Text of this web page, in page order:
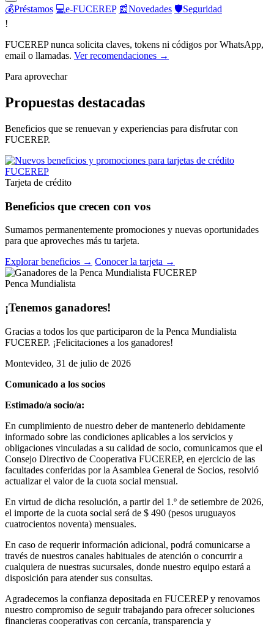
💰Préstamos 💻e-FUCEREP 📰Novedades 🛡️Seguridad
!
FUCEREP nunca solicita claves, tokens ni códigos por WhatsApp,
email o llamadas. Ver recomendaciones →
Para aprovechar
Propuestas destacadas
Beneficios que se renuevan y experiencias para disfrutar con
FUCEREP.
Tarjeta de crédito
Beneficios que crecen con vos
Sumamos permanentemente promociones y nuevas oportunidades
para que aproveches más tu tarjeta.
Explorar beneficios → Conocer la tarjeta →
Penca Mundialista
¡Tenemos ganadores!
Gracias a todos los que participaron de la Penca Mundialista
FUCEREP. ¡Felicitaciones a los ganadores!
Montevideo, 31 de julio de 2026
Comunicado a los socios
Estimado/a socio/a:
En cumplimiento de nuestro deber de mantenerlo debidamente
informado sobre las condiciones aplicables a los servicios y
obligaciones vinculadas a su calidad de socio, comunicamos que el
Consejo Directivo de Cooperativa FUCEREP, en ejercicio de las
facultades conferidas por la Asamblea General de Socios, resolvió
actualizar el valor de la cuota social mensual.
En virtud de dicha resolución, a partir del 1.º de setiembre de 2026,
el importe de la cuota social será de $ 490 (pesos uruguayos
cuatrocientos noventa) mensuales.
En caso de requerir información adicional, podrá comunicarse a
través de nuestros canales habituales de atención o concurrir a
cualquiera de nuestras sucursales, donde nuestro equipo estará a
disposición para atender sus consultas.
Agradecemos la confianza depositada en FUCEREP y renovamos
nuestro compromiso de seguir trabajando para ofrecer soluciones
financieras cooperativas con cercanía, transparencia y